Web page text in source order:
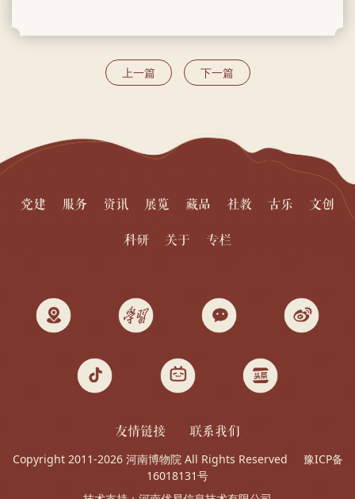
上一篇 下一篇
党建 服务 资讯 展览 藏品 社教 古乐 文创
科研 关于 专栏
友情链接 联系我们
Copyright 2011-2026 河南博物院 All Rights Reserved
豫ICP备
16018131号